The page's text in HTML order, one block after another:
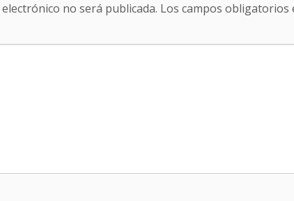
no será publicada. Los campos obligatorios